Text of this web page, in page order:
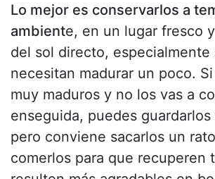
Lo mejor es conservarlos a
ambiente, en un lugar fresco
del sol directo, especialmente
necesitan madurar un poco.
muy maduros y no los vas a
enseguida, puedes
pero conviene sacarlos un
comerlos para que recuperen